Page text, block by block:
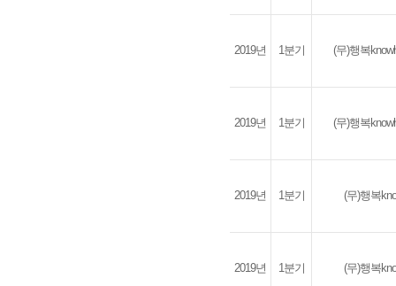
2019년 1분기 (무)행복
2019년 1분기 (무)행복
2019년 1분기 (무)행복
2019년 1분기 (무)행복